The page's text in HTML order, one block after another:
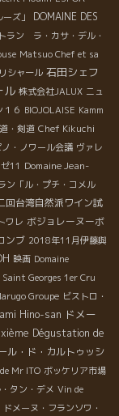
ズ」
DOMAINE DES
ラン ラ・カサ・デル・
Matsuo Chef et sa
シャール 石田シェフ
ル 株式会社JALUX ニュ
６ BIOJOLAISE Kamm
・剣道 Chef Kikuchi
・ノワール会議 ヴァレ
11 Domaine Jean-
ン「ル・プチ・コメル
回台湾自然派ワイン試
ワレ ボジョレーヌーボ
ンブ 2018年11月伊藤與
映画 Domaine
Georges 1er Cru
Groupe ビストロ・
Hino-san ドメー
Dégustation de
ル・ド・カルトゥッシ
Mr ITO ボッケリア市場
タン・デメ Vin de
ドメーヌ・フランソワ・